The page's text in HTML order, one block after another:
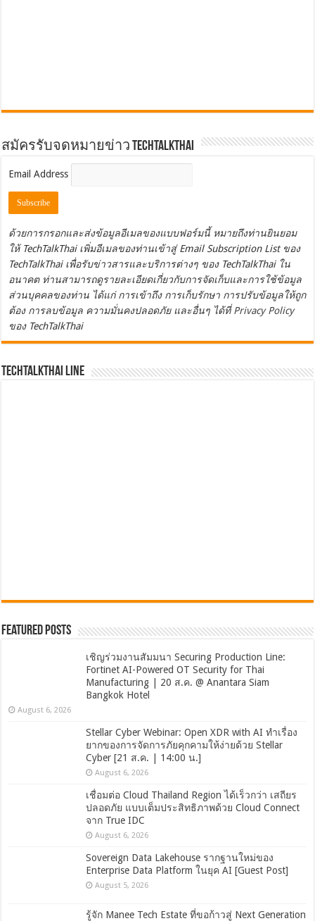
สมัครรับจดหมายข่าว TechTalkThai
Email Address
ด้วยการกรอกและส่งข้อมูลอีเมลของแบบฟอร์มนี้ หมายถึงท่านยินยอม
ให้ TechTalkThai เพิ่มอีเมลของท่านเข้าสู่ Email Subscription List ของ
TechTalkThai เพื่อรับข่าวสารและบริการต่างๆ ของ TechTalkThai ใน
อนาคต ท่านสามารถดูรายละเอียดเกี่ยวกับการจัดเก็บและการใช้ข้อมูล
ส่วนบุคคลของท่าน ได้แก่ การเข้าถึง การเก็บรักษา การปรับข้อมูลให้ถูก
ต้อง การลบข้อมูล ความมั่นคงปลอดภัย และอื่นๆ ได้ที่Privacy Policy
ของ TechTalkThai
TechTalkThai LINE
Featured Posts
เชิญร่วมงานสัมมนา Securing Production Line:
Fortinet AI-Powered OT Security for Thai
Manufacturing | 20 ส.ค. @ Anantara Siam
Bangkok Hotel
August 6, 2026
Stellar Cyber Webinar: Open XDR with AI ทำเรื่อง
ยากของการจัดการภัยคุกคามให้ง่ายด้วย Stellar
Cyber [21 ส.ค. | 14:00 น.]
August 6, 2026
เชื่อมต่อ Cloud Thailand Region ได้เร็วกว่า เสถียร
ปลอดภัย แบบเต็มประสิทธิภาพด้วย Cloud Connect
จาก True IDC
August 6, 2026
Sovereign Data Lakehouse รากฐานใหม่ของ
Enterprise Data Platform ในยุค AI [Guest Post]
August 5, 2026
รู้จัก Manee Tech Estate ที่ขอก้าวสู่ Next Generation